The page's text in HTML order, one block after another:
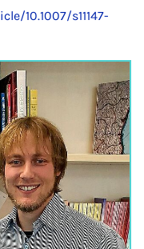
10.1007/s11147-